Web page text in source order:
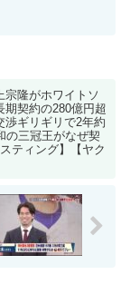
宗隆がホワイトソ
期契約の280億円超
渉ギリギリで2年約
の三冠王がなぜ契
ティング】【ヤク